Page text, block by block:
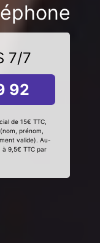
7/7
92
de 15€ TTC,
prénom,
valide). Au-
9,5€ TTC par